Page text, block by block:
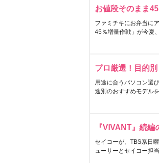
お値段そのまま
ファミチキにお弁当に
45％増量作戦」が今夏
プロ厳選！目的
用途に合うパソコン選
途別のおすすめモデル
『VIVANT』続
セイコーが、TBS系日
ューサーとセイコー担